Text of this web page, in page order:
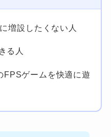
増設したくない人
る人
ゲームを快適に遊